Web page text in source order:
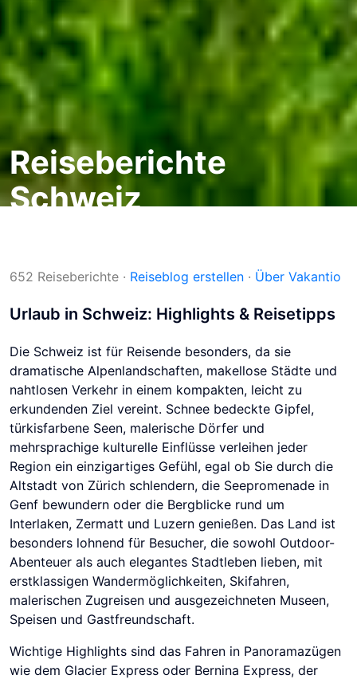
Reiseberichte
Schweiz
652 Reiseberichte · Reiseblog erstellen · Über Vakantio
Urlaub in Schweiz: Highlights & Reisetipps
Die Schweiz ist für Reisende besonders, da sie
dramatische Alpenlandschaften, makellose Städte und
nahtlosen Verkehr in einem kompakten, leicht zu
erkundenden Ziel vereint. Schnee bedeckte Gipfel,
türkisfarbene Seen, malerische Dörfer und
mehrsprachige kulturelle Einflüsse verleihen jeder
Region ein einzigartiges Gefühl, egal ob Sie durch die
Altstadt von Zürich schlendern, die Seepromenade in
Genf bewundern oder die Bergblicke rund um
Interlaken, Zermatt und Luzern genießen. Das Land ist
besonders lohnend für Besucher, die sowohl Outdoor-
Abenteuer als auch elegantes Stadtleben lieben, mit
erstklassigen Wandermöglichkeiten, Skifahren,
malerischen Zugreisen und ausgezeichneten Museen,
Speisen und Gastfreundschaft.
Wichtige Highlights sind das Fahren in Panoramazügen
wie dem Glacier Express oder Bernina Express, der